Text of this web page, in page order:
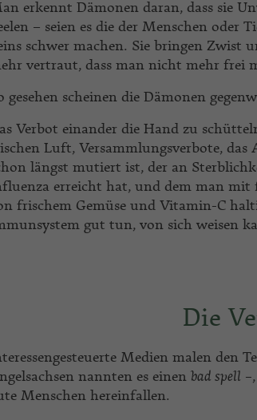
erkennt Dämonen daran, dass sie
– seien es die der Menschen oder
schwer machen. Sie bringen Zwist
vertraut, dass man nicht mehr frei
gesehen scheinen die Dämonen
Verbot einander die Hand zu
Luft, Versammlungsverbote, das
längst mutiert ist, der an
erreicht hat, und dem man mit
frischem Gemüse und Vitamin-C
gut tun, von sich weisen
Die
Medien malen den
nannten es einen bad spell –
Menschen hereinfallen.